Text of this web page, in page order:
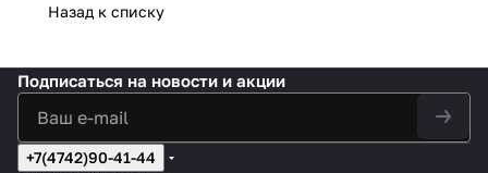
Назад к списку
Подписаться на новости и акции
+7(4742)90-41-44